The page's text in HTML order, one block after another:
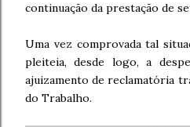
continuação da prestação de
Uma vez comprovada tal
pleiteia, desde logo, a
ajuizamento de reclamatória
do Trabalho.